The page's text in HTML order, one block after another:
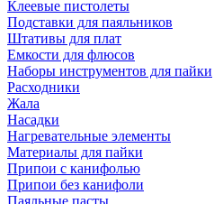
Клеевые пистолеты
Подставки для паяльников
Штативы для плат
Емкости для флюсов
Наборы инструментов для пайки
Расходники
Жала
Насадки
Нагревательные элементы
Материалы для пайки
Припои с канифолью
Припои без канифоли
Паяльные пасты